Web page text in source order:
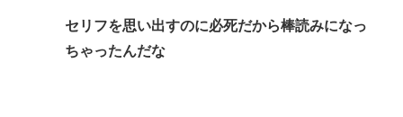
セリフを思い出すのに必死だから棒読みになっ
ちゃったんだな